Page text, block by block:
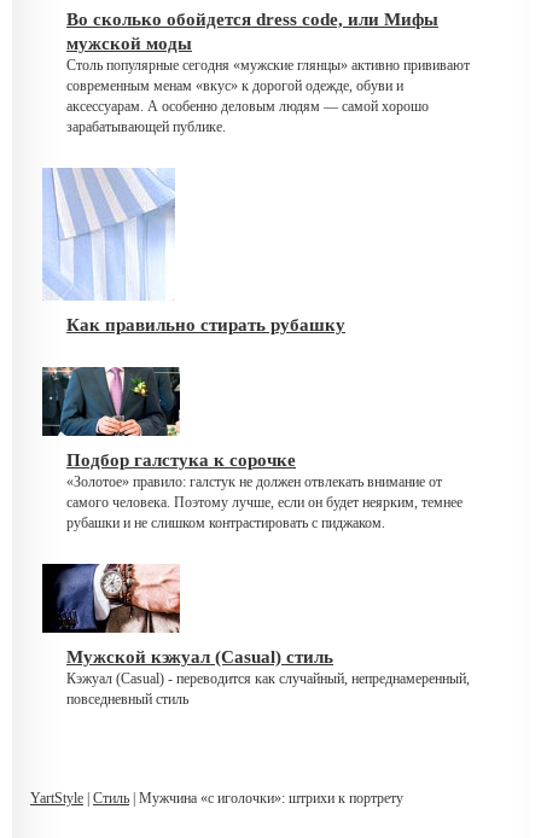
Во сколько обойдется dress code, или Мифы
мужской моды
Столь популярные сегодня «мужские глянцы» активно прививают
современным менам «вкус» к дорогой одежде, обуви и
аксессуарам. А особенно деловым людям — самой хорошо
зарабатывающей публике.
Как правильно стирать рубашку
Подбор галстука к сорочке
«Золотое» правило: галстук не должен отвлекать внимание от
самого человека. Поэтому лучше, если он будет неярким, темнее
рубашки и не слишком контрастировать с пиджаком.
Мужской кэжуал (Casual) стиль
Кэжуал (Casual) - переводится как случайный, непреднамеренный,
повседневный стиль
YartStyle Стиль | Мужчина «с иголочки»: штрихи к портрету